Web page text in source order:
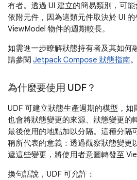
有者。透過 UI 建立的簡易類別，可
依附元件，因為這類元件取決於 UI 的
ViewModel 物件的週期較長。
如需進一步瞭解狀態持有者及其如何
請參閱 Jetpack Compose 狀態指南。
為什麼要使用 UDF？
UDF 可建立狀態生產週期的模型，如
也會將狀態變更的來源、狀態變更的
最後使用的地點加以分隔。這種分隔
稱所代表的意義：透過觀察狀態變更
遞這些變更，將使用者意圖轉發至
換句話說，UDF 可允許：